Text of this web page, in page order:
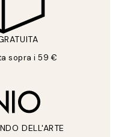
sopra i 59 €
DELL'ARTE